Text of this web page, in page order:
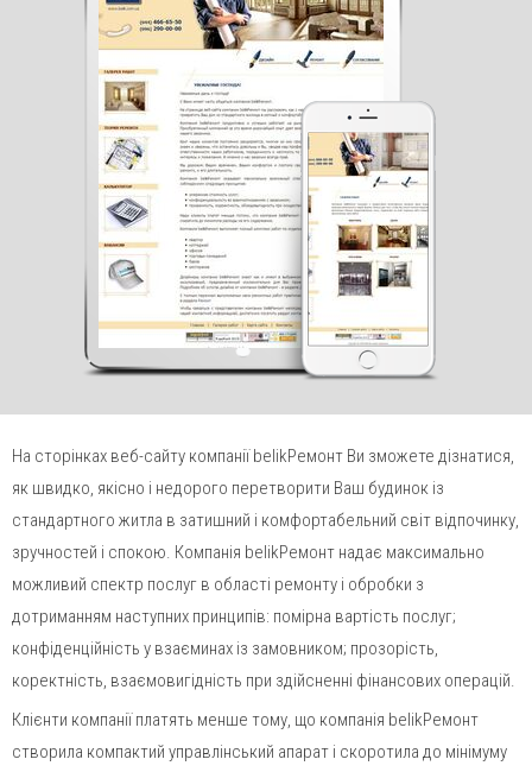
На сторінках веб-сайту компанії belikРемонт Ви зможете дізнатися,
як швидко, якісно і недорого перетворити Ваш будинок із
стандартного житла в затишний і комфортабельний світ відпочинку,
зручностей і спокою. Компанія belikРемонт надає максимально
можливий спектр послуг в області ремонту і обробки з
дотриманням наступних принципів: помірна вартість послуг;
конфіденційність у взаєминах із замовником; прозорість,
коректність, взаємовигідність при здійсненні фінансових операцій.
Клієнти компанії платять менше тому, що компанія belikРемонт
створила компактий управлінський апарат і скоротила до мінімуму
send